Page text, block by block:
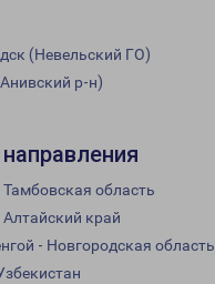
(Невельский ГО)
р-н)
область
Алтайский край
- Новгородская область